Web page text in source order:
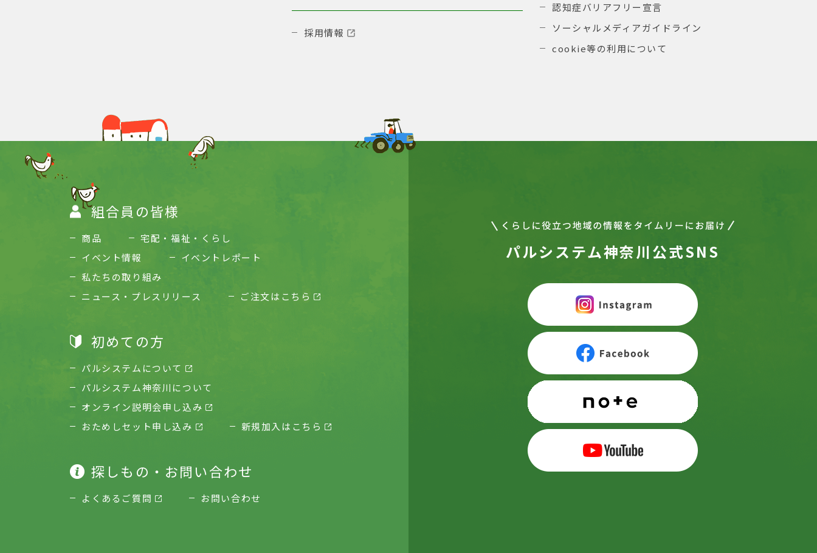
採用情報
認知症バリアフリー宣言
ソーシャルメディアガイドライン
cookie等の利用について
組合員の皆様
商品
宅配・福祉・くらし
イベント情報
イベントレポート
私たちの取り組み
ニュース・プレスリリース
ご注文はこちら
初めての方
パルシステムについて
パルシステム神奈川について
オンライン説明会申し込み
おためしセット申し込み
新規加入はこちら
探しもの・お問い合わせ
よくあるご質問 お問い合わせ
パルシステム神奈川公式SNS